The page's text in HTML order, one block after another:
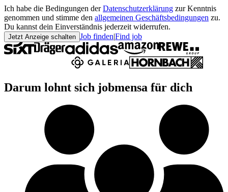
Ich habe die Bedingungen der Datenschutzerklärung zur Kenntnis
genommen und stimme den allgemeinen Geschäftsbedingungen zu.
Du kannst dein Einverständnis jederzeit widerrufen.
Jetzt Anzeige schalten Job finden|Find job
Darum lohnt sich jobmensa für dich